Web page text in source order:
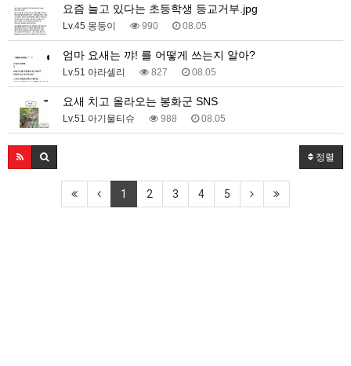
요즘 늘고 있다는 초등학생 등교거부.jpg
Lv.45 몽둥이 990 08.05
엄마 요새는 꺄! 를 어떻게 쓰는지 알아?
Lv.51 아라셀리 827 08.05
요새 치고 올라오는 봉화군 SNS
Lv.51 아기물티슈 988 08.05
정렬
1 2 3 4 5